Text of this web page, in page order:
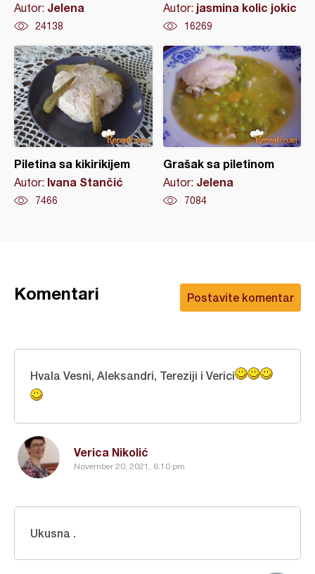
Autor: Jelena
24138
Autor: jasmina kolic jokic
16269
Piletina sa kikirikijem
Autor: Ivana Stančić
7466
Grašak sa piletinom
Autor: Jelena
7084
Postavite komentar
Komentari
Verica Nikolić
November 20, 2021, 6:10 pm
Hvala Vesni, Aleksandri, Tereziji i Verici
Ukusna .